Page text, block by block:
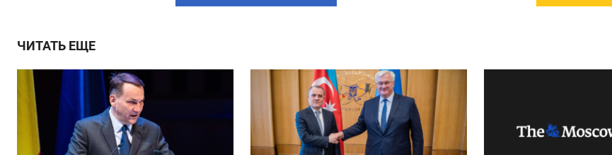
ЧИТАТЬ ЕЩЕ